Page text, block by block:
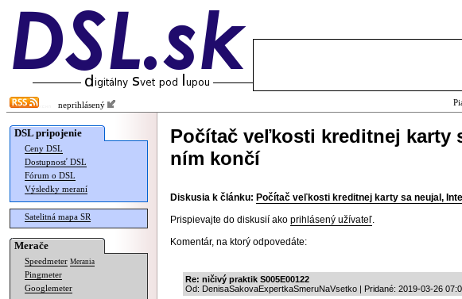
neprihlásený
DSL pripojenie
Ceny DSL
Dostupnosť DSL
Fórum o DSL
Výsledky meraní
Satelitná mapa SR
Merače
Speedmeter Merania
Pingmeter
Googlemeter
Počítač veľkosti kreditnej karty
ním končí
Diskusia k článku: Počítač veľkosti kreditnej karty sa neujal,
Prispievajte do diskusií ako prihlásený užívateľ.
Komentár, na ktorý odpovedáte:
Re: ničivý praktik S005E00122
Od: DenisaSakovaExpertkaSmeruNaVsetko | Pridané: 2019-03-26